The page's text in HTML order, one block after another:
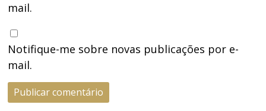
mail.
Notifique-me sobre novas publicações por e-
mail.